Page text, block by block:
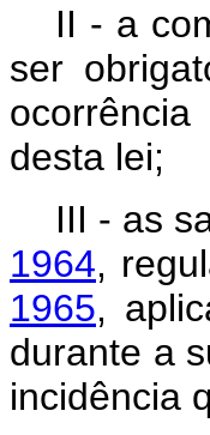
II - a
ser
desta lei;
III - as
1964,
1965,
durante a
incidência